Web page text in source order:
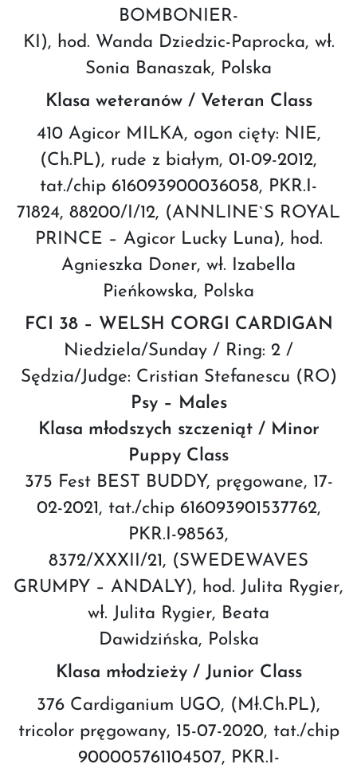
BOMBONIER-
KI), hod. Wanda Dziedzic-Paprocka, wł.
Sonia Banaszak, Polska
Klasa weteranów / Veteran Class
410 Agicor MILKA, ogon cięty: NIE,
(Ch.PL), rude z białym, 01-09-2012,
tat./chip 616093900036058, PKR.I-
71824, 88200/I/12, (ANNLINE`S ROYAL
PRINCE – Agicor Lucky Luna), hod.
Agnieszka Doner, wł. Izabella
Pieńkowska, Polska
FCI 38 – WELSH CORGI CARDIGAN
Niedziela/Sunday / Ring: 2 /
Sędzia/Judge: Cristian Stefanescu (RO)
Psy – Males
Klasa młodszych szczeniąt / Minor
Puppy Class
375 Fest BEST BUDDY, pręgowane, 17-
02-2021, tat./chip 616093901537762,
PKR.I-98563,
8372/XXXII/21, (SWEDEWAVES
GRUMPY – ANDALY), hod. Julita Rygier,
wł. Julita Rygier, Beata
Dawidzińska, Polska
Klasa młodzieży / Junior Class
376 Cardiganium UGO, (Mł.Ch.PL),
tricolor pręgowany, 15-07-2020, tat./chip
900005761104507, PKR.I-